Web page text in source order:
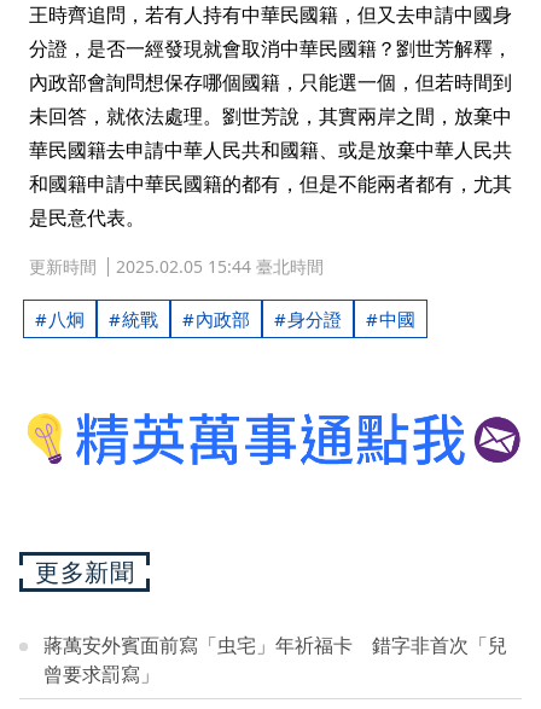
王時齊追問，若有人持有中華民國籍，但又去申請中國身
分證，是否一經發現就會取消中華民國籍？劉世芳解釋，
內政部會詢問想保存哪個國籍，只能選一個，但若時間到
未回答，就依法處理。劉世芳說，其實兩岸之間，放棄中
華民國籍去申請中華人民共和國籍、或是放棄中華人民共
和國籍申請中華民國籍的都有，但是不能兩者都有，尤其
是民意代表。
更新時間 2025.02.05 15:44 臺北時間
八炯 統戰 內政部 身分證 中國
更多新聞
蔣萬安外賓面前寫「虫宅」年祈福卡 錯字非首次「兒
曾要求罰寫」